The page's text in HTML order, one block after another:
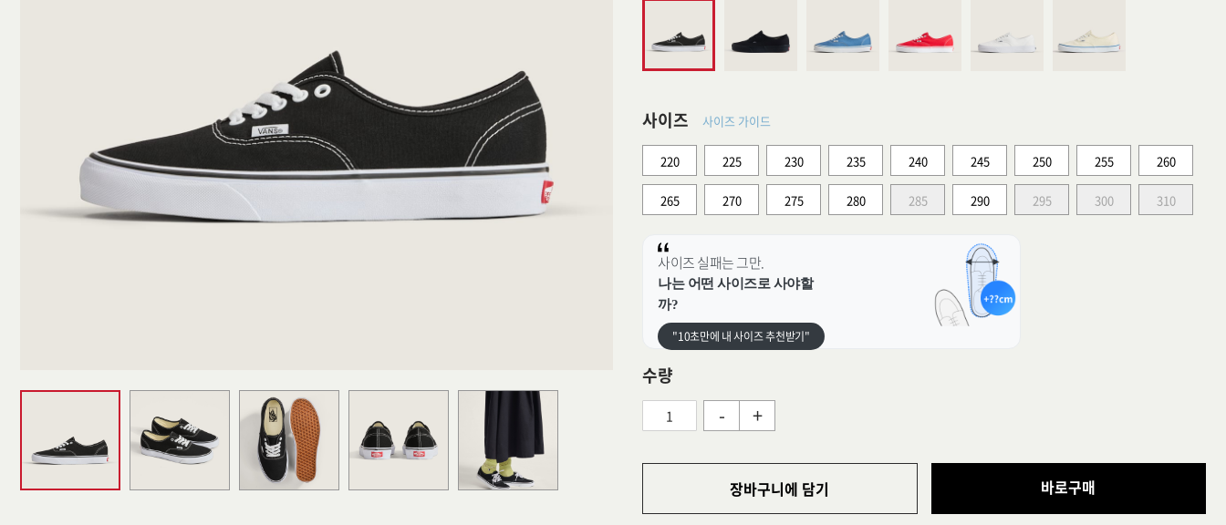
사이즈 사이즈 가이드
220 225 230 235 240 245 250 255 260
265 270 275 280 285 290 295 300 310
사이즈 실패는 그만.
나는 어떤 사이즈로 사야할
까?
"10초만에 내 사이즈 추천받기"
수량
- +
장바구니에 담기 바로구매